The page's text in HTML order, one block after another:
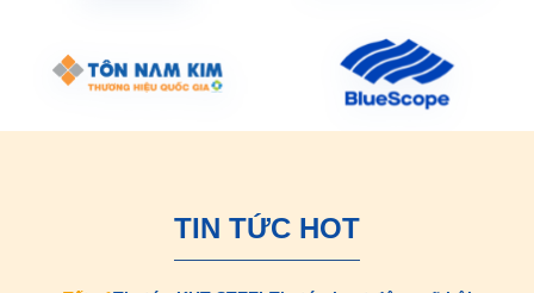
TIN TỨC HOT